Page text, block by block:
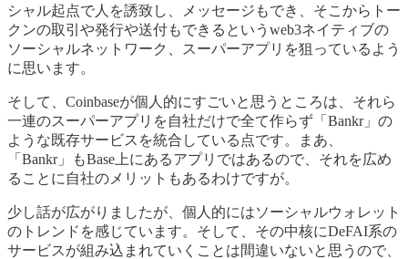
シャル起点で人を誘致し、メッセージもでき、そこからトー
クンの取引や発行や送付もできるというweb3ネイティブの
ソーシャルネットワーク、スーパーアプリを狙っているよう
に思います。
そして、Coinbaseが個人的にすごいと思うところは、それら
一連のスーパーアプリを自社だけで全て作らず「Bankr」の
ような既存サービスを統合している点です。まあ、
「Bankr」もBase上にあるアプリではあるので、それを広め
ることに自社のメリットもあるわけですが。
少し話が広がりましたが、個人的にはソーシャルウォレット
のトレンドを感じています。そして、その中核にDeFAI系の
サービスが組み込まれていくことは間違いないと思うので、